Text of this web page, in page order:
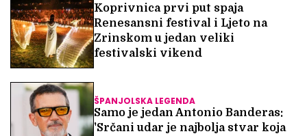
Koprivnica prvi put spaja
Renesansni festival i Ljeto na
Zrinskom u jedan veliki
festivalski vikend
ŠPANJOLSKA LEGENDA
Samo je jedan Antonio Banderas:
'Srčani udar je najbolja stvar koja